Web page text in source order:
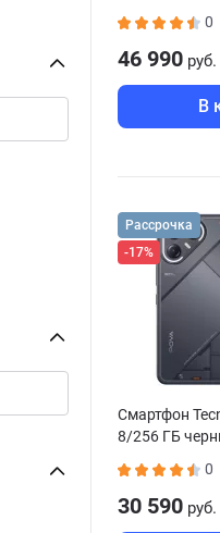
0
46 990 руб.
В
Рассрочка
-17%
Смартфон
8/256 ГБ
0
30 590 руб.